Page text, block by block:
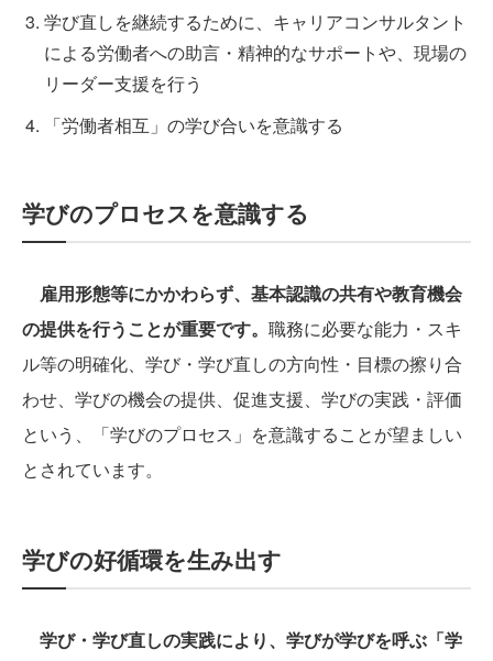
学び直しを継続するために、キャリアコンサルタント
による労働者への助言・精神的なサポートや、現場の
リーダー支援を行う
「労働者相互」の学び合いを意識する
学びのプロセスを意識する
雇用形態等にかかわらず、基本認識の共有や教育機会
の提供を行うことが重要です。 職務に必要な能力・スキ
ル等の明確化、学び・学び直しの方向性・目標の擦り合
わせ、学びの機会の提供、促進支援、学びの実践・評価
という、「学びのプロセス」を意識することが望ましい
とされています。
学びの好循環を生み出す
学び・学び直しの実践により、学びが学びを呼ぶ「学